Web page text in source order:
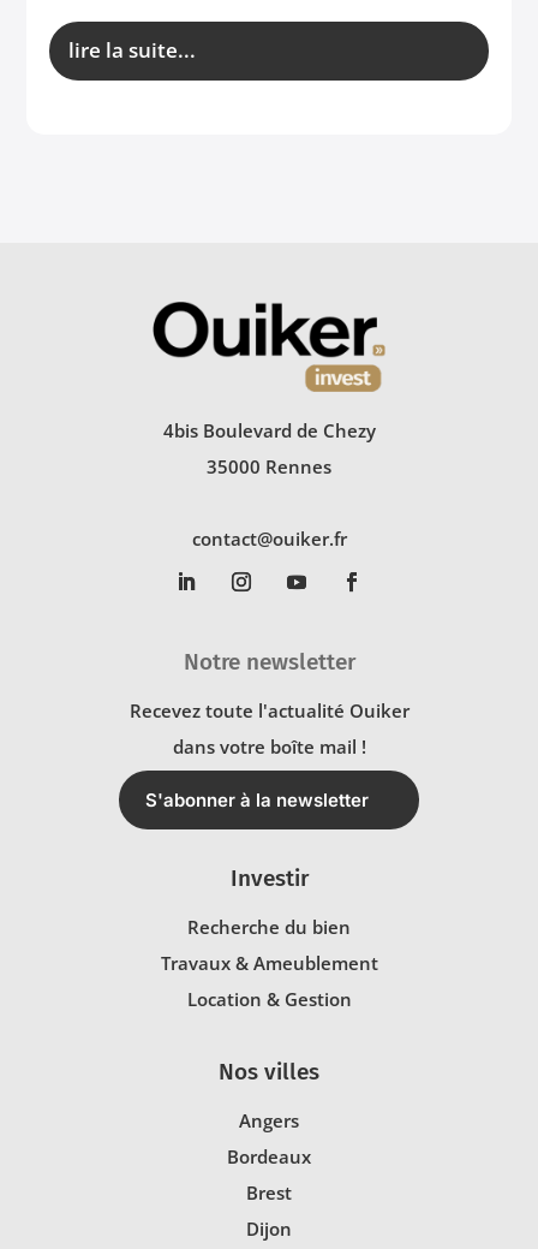
lire la suite...
4bis Boulevard de Chezy
35000 Rennes
contact@ouiker.fr
Notre newsletter
Recevez toute l'actualité Ouiker
dans votre boîte mail !
S'abonner à la newsletter
Investir
Recherche du bien
Travaux & Ameublement
Location & Gestion
Nos villes
Angers
Bordeaux
Brest
Dijon